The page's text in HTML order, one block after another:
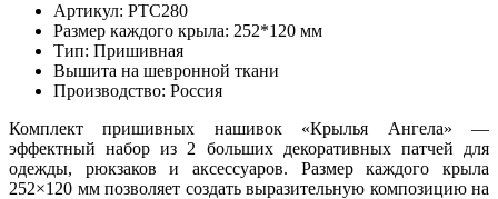
Артикул: PTC280
Размер каждого крыла: 252*120 мм
Тип: Пришивная
Вышита на шевронной ткани
Производство: Россия
Комплект пришивных нашивок «Крылья Ангела» —
эффектный набор из 2 больших декоративных патчей для
одежды, рюкзаков и аксессуаров. Размер каждого крыла
252×120 мм позволяет создать выразительную композицию на